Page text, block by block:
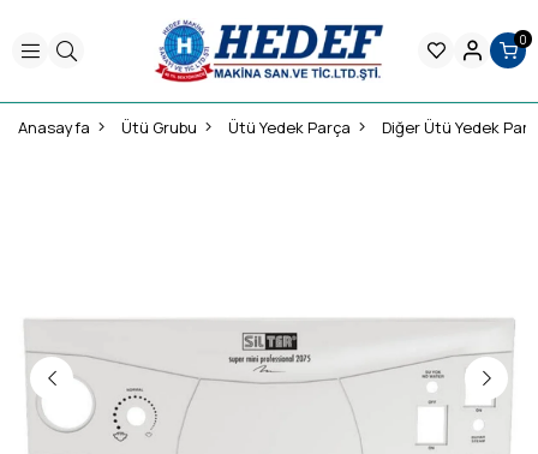
0
Anasayfa Ütü Grubu Ütü Yedek Parça Diğer Ütü Yedek